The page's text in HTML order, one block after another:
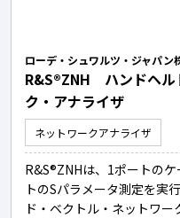
ローデ・シュワルツ・ジャパン
R&S®ZNH ハンドヘル
ク・アナライザ
ネットワークアナライザ
R&S®ZNHは、1ポートの
トのSパラメータ測定を実
ド・ベクトル・ネットワ